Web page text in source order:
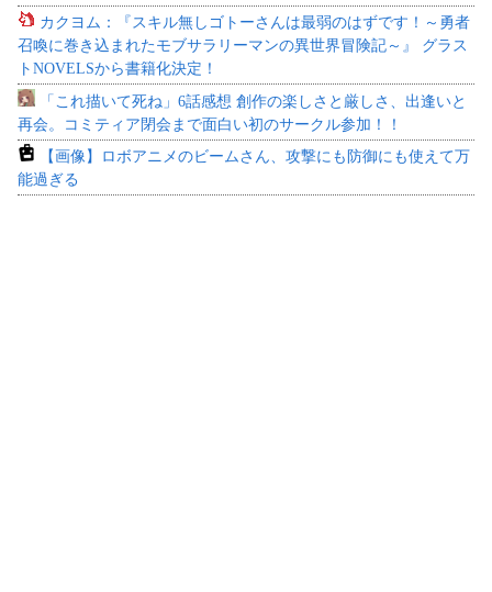
カクヨム：『スキル無しゴトーさんは最弱のはずです！～勇者
召喚に巻き込まれたモブサラリーマンの異世界冒険記～』 グラス
トNOVELSから書籍化決定！
「これ描いて死ね」6話感想 創作の楽しさと厳しさ、出逢いと
再会。コミティア閉会まで面白い初のサークル参加！！
【画像】ロボアニメのビームさん、攻撃にも防御にも使えて万
能過ぎる